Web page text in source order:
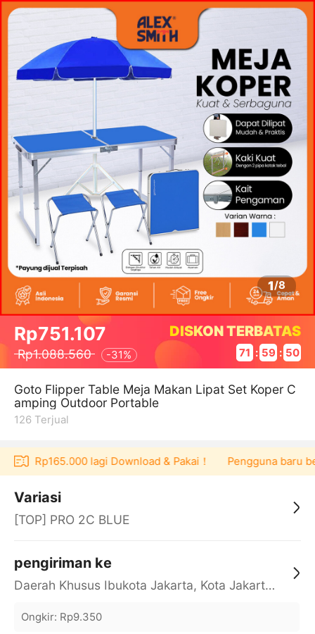
1/8
Rp751.107
Rp1.088.560 -31%
DISKON TERBATAS
71 : 59 : 50
Goto Flipper Table Meja Makan Lipat Set Koper C
amping Outdoor Portable
126 Terjual
Rp165.000 lagi Download & Pakai！ Pengguna baru
Variasi
[TOP] PRO 2C BLUE
pengiriman ke
Daerah Khusus Ibukota Jakarta, Kota Jakarta Barat, Cengkareng, yy
Ongkir: Rp9.350